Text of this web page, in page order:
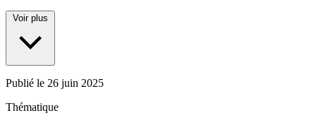
Voir plus
Publié le 26 juin 2025
Thématique